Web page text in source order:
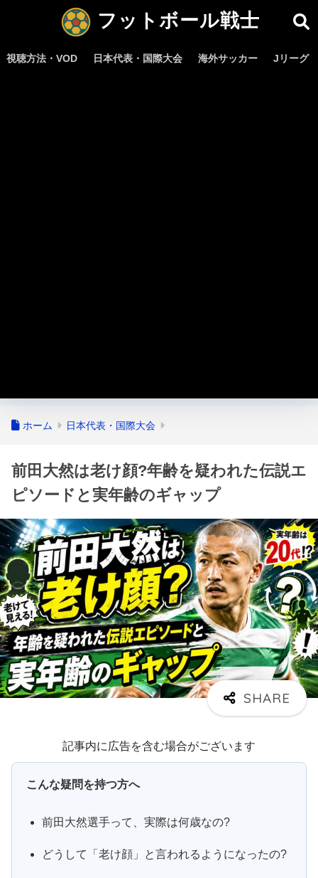
フットボール戦士
視聴方法・VOD 日本代表・国際大会 海外サッカー Jリーグ
ホーム 日本代表・国際大会
前田大然は老け顔?年齢を疑われた伝説エ
ピソードと実年齢のギャップ
記事内に広告を含む場合がございます
こんな疑問を持つ方へ
前田大然選手って、実際は何歳なの?
どうして「老け顔」と言われるようになったの?